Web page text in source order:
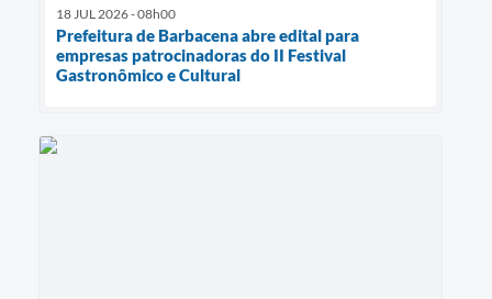
18 JUL 2026 - 08h00
Prefeitura de Barbacena abre edital para
empresas patrocinadoras do II Festival
Gastronômico e Cultural